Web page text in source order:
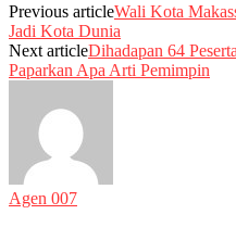
Previous articleWali Kota
Jadi Kota Dunia
Next articleDihadapan 64
Paparkan Apa Arti Pemimpin
Agen 007